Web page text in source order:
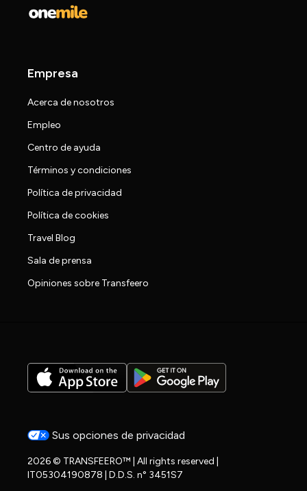
Empresa
Acerca de nosotros
Empleo
Centro de ayuda
Términos y condiciones
Política de privacidad
Política de cookies
Travel Blog
Sala de prensa
Opiniones sobre Transfeero
Sus opciones de privacidad
2026 © TRANSFEERO™ | All rights reserved |
IT05304190878 | D.D.S. n° 3451S7